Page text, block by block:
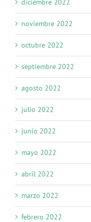
noviembre 2022
octubre 2022
septiembre 2022
agosto 2022
julio 2022
junio 2022
mayo 2022
abril 2022
marzo 2022
febrero 2022